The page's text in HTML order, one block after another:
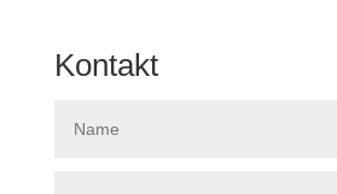
Kontakt